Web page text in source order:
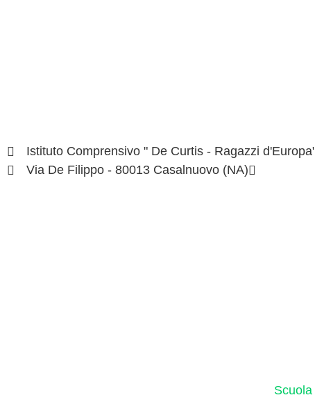
Istituto Comprensivo " De Curtis - Ragazzi
Via De Filippo - 80013 Casalnuovo (NA)
Scuola